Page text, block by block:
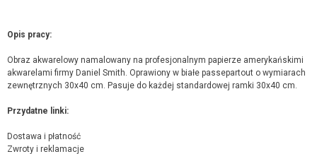
Opis pracy:
Obraz akwarelowy namalowany na profesjonalnym papierze amerykańskimi
akwarelami firmy Daniel Smith. Oprawiony w białe passepartout o wymiarach
zewnętrznych 30x40 cm. Pasuje do każdej standardowej ramki 30x40 cm.
Przydatne linki:
Dostawa i płatność
Zwroty i reklamacje